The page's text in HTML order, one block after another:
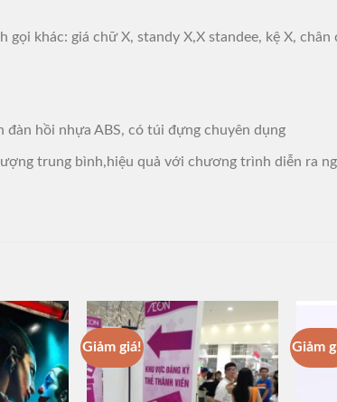
gọi khác: giá chữ X, standy X,X standee, kệ X, chân
hồi nhựa ABS, có túi đựng chuyên dụng
trung bình,hiệu quả với chương trình diễn ra
Giảm giá! Giảm